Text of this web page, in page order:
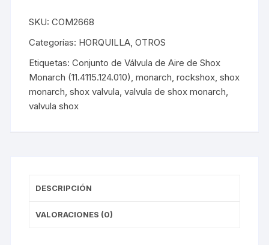
de
Shox
Monarch
(11.4115.124.010)
cantidad
SKU:COM2668
Categorías: HORQUILLA ,OTROS
Etiquetas:Conjunto de Válvula de Aire de Shox
Monarch (11.4115.124.010) ,monarch ,rockshox ,shox
monarch ,shox valvula ,valvula de shox monarch
valvula shox
DESCRIPCIÓN
VALORACIONES (0)